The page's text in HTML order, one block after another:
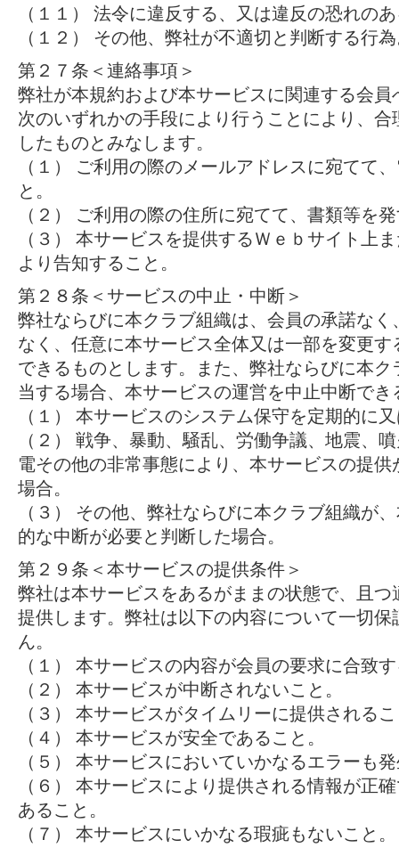
（１１） 法令に違反する、又は違反の恐れの
（１２） その他、弊社が不適切と判断する行
第２７条＜連絡事項＞
弊社が本規約および本サービスに関連する会
次のいずれかの手段により行うことにより、
したものとみなします。
（１） ご利用の際のメールアドレスに宛てて
と。
（２） ご利用の際の住所に宛てて、書類等を
（３） 本サービスを提供するＷｅｂサイト上
より告知すること。
第２８条＜サービスの中止・中断＞
弊社ならびに本クラブ組織は、会員の承諾な
なく、任意に本サービス全体又は一部を変更
できるものとします。また、弊社ならびに本
当する場合、本サービスの運営を中止中断でき
（１） 本サービスのシステム保守を定期的に
（２） 戦争、暴動、騒乱、労働争議、地震、
電その他の非常事態により、本サービスの提
場合。
（３） その他、弊社ならびに本クラブ組織が
的な中断が必要と判断した場合。
第２９条＜本サービスの提供条件＞
弊社は本サービスをあるがままの状態で、且
提供します。弊社は以下の内容について一切
ん。
（１） 本サービスの内容が会員の要求に合致
（２） 本サービスが中断されないこと。
（３） 本サービスがタイムリーに提供される
（４） 本サービスが安全であること。
（５） 本サービスにおいていかなるエラーも
（６） 本サービスにより提供される情報が正
あること。
（７） 本サービスにいかなる瑕疵もないこと。